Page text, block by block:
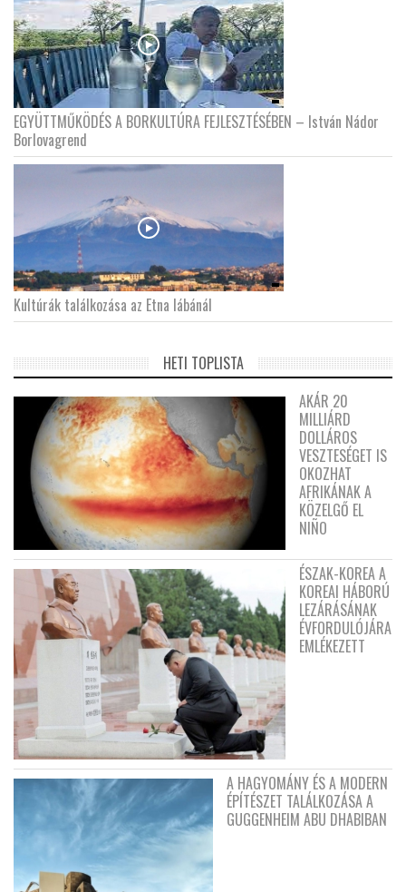
EGYÜTTMŰKÖDÉS A BORKULTÚRA FEJLESZTÉSÉBEN – István Nádor
Borlovagrend
Kultúrák találkozása az Etna lábánál
HETI TOPLISTA
AKÁR 20
MILLIÁRD
DOLLÁROS
VESZTESÉGET IS
OKOZHAT
AFRIKÁNAK A
KÖZELGŐ EL
NIÑO
ÉSZAK-KOREA A
KOREAI HÁBORÚ
LEZÁRÁSÁNAK
ÉVFORDULÓJÁRA
EMLÉKEZETT
A HAGYOMÁNY ÉS A MODERN
ÉPÍTÉSZET TALÁLKOZÁSA A
GUGGENHEIM ABU DHABIBAN